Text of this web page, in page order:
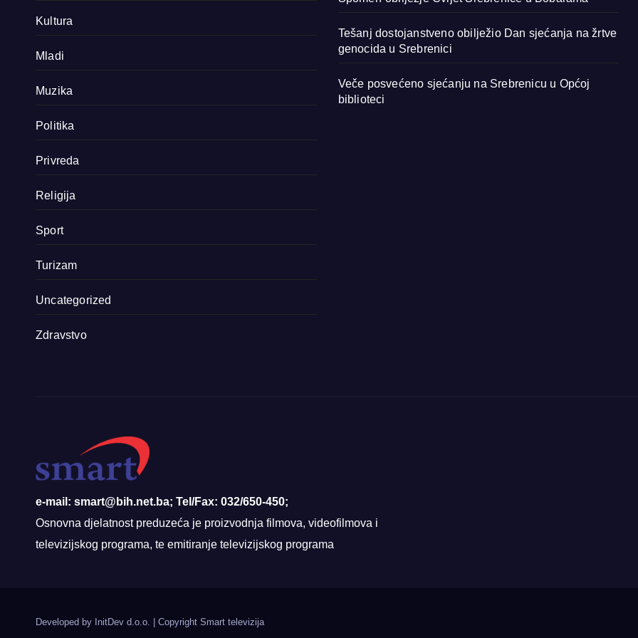
Kultura
Mladi
Muzika
Politika
Privreda
Religija
Sport
Turizam
Uncategorized
Zdravstvo
Tešanj dostojanstveno obilježio Dan sjećanja na žrtve
genocida u Srebrenici
Veče posvećeno sjećanju na Srebrenicu u Općoj
biblioteci
e-mail: smart@bih.net.ba; Tel/Fax: 032/650-450;
Osnovna djelatnost preduzeća je proizvodnja filmova, videofilmova i
televizijskog programa, te emitiranje televizijskog programa
Developed by InitDev d.o.o. | Copyright Smart televizija